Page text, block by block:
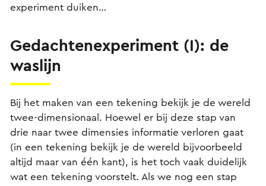
experiment duiken…
Gedachtenexperiment (I): de
waslijn
Bij het maken van een tekening bekijk je de wereld
twee-dimensionaal. Hoewel er bij deze stap van
drie naar twee dimensies informatie verloren gaat
(in een tekening bekijk je de wereld bijvoorbeeld
altijd maar van één kant), is het toch vaak duidelijk
wat een tekening voorstelt. Als we nog een stap